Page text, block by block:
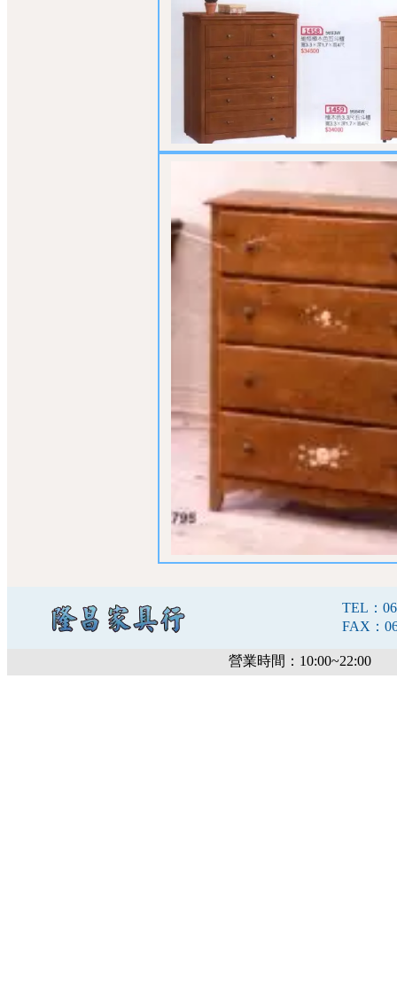
TEL：
FAX：
營業時間：10:00~22:00